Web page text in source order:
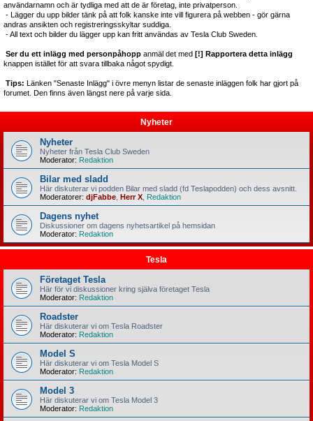
användarnamn och är tydliga med att de är företag, inte privatperson.
- Lägger du upp bilder tänk på att folk kanske inte vill figurera på webben - gör gärna
andras ansikten och registreringsskyltar suddiga.
- All text och bilder du lägger upp kan fritt användas av Tesla Club Sweden.
Ser du ett inlägg med personpåhopp anmäl det med [!] Rapportera detta inlägg
knappen istället för att svara tillbaka något spydigt.
Tips: Länken "Senaste Inlägg" i övre menyn listar de senaste inläggen folk har gjort på
forumet. Den finns även längst nere på varje sida.
Nyheter
Nyheter
Nyheter från Tesla Club Sweden
Moderator: Redaktion
Bilar med sladd
Här diskuterar vi podden Bilar med sladd (fd Teslapodden) och dess avsnitt.
Moderatorer: djFabbe Herr X Redaktion
Dagens nyhet
Diskussioner om dagens nyhetsartikel på hemsidan
Moderator: Redaktion
Tesla
Företaget Tesla
Här för vi diskussioner kring själva företaget Tesla
Moderator: Redaktion
Roadster
Här diskuterar vi om Tesla Roadster
Moderator: Redaktion
Model S
Här diskuterar vi om Tesla Model S
Moderator: Redaktion
Model 3
Här diskuterar vi om Tesla Model 3
Moderator: Redaktion